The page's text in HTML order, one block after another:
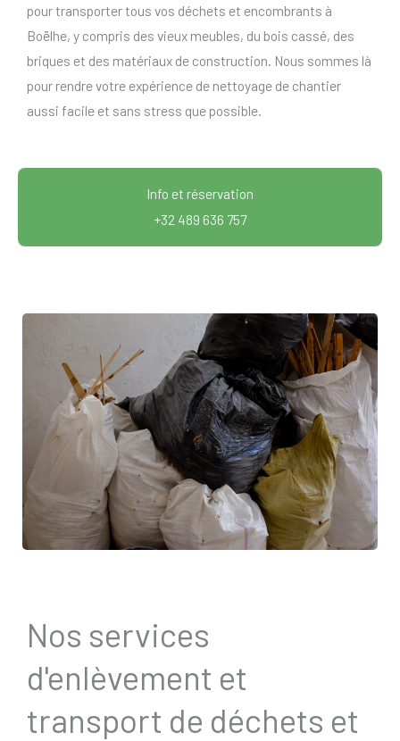
pour transporter tous vos déchets et encombrants à
Boëlhe, y compris des vieux meubles, du bois cassé, des
briques et des matériaux de construction. Nous sommes là
pour rendre votre expérience de nettoyage de chantier
aussi facile et sans stress que possible.
Info et réservation
+32 489 636 757
Nos services
d'enlèvement et
transport de déchets et